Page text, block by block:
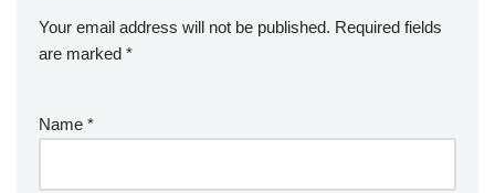
Your email address will not be published. Required fields
are marked *
Name *